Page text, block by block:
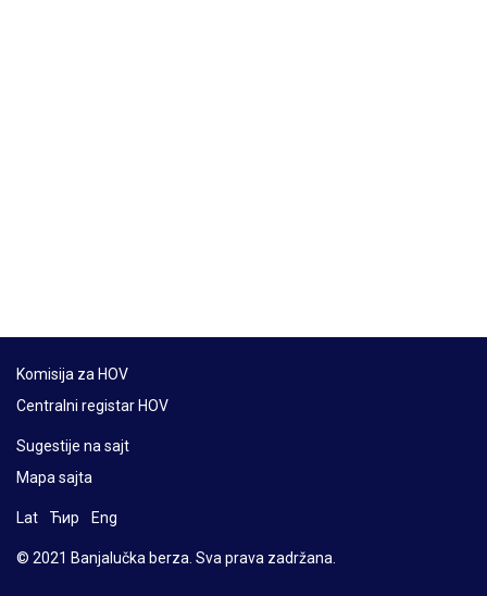
Komisija za HOV
Centralni registar HOV
Sugestije na sajt
Mapa sajta
Lat Ћир Eng
© 2021 Banjalučka berza. Sva prava zadržana.